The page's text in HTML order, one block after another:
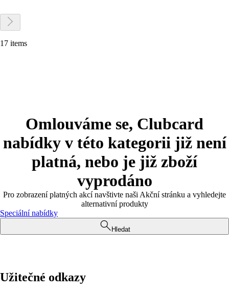
17 items
Omlouváme se, Clubcard
nabídky v této kategorii již není
platná, nebo je již zboží
vyprodáno
Pro zobrazení platných akcí navštivte naši Akční stránku a vyhledejte
alternativní produkty
Speciální nabídky
Hledat
Užitečné odkazy